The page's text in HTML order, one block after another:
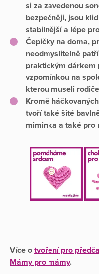
si za zavedenou
bezpečněji, jsou
stabilnější a lépe
Čepičky na doma,
neodmyslitelně
praktickým dárkem
vzpomínkou na
kterou museli
Kromě
tvoří také šité
miminka a také pro
Více o tvoření pro
Mámy pro mámy.